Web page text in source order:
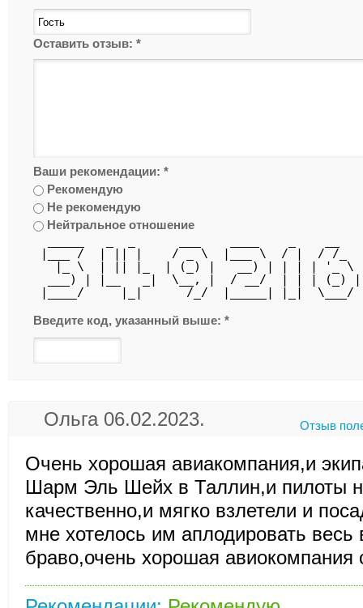
Оставить отзыв: *
Ваши рекомендации: *
Рекомендую
Не рекомендую
Нейтральное отношение
|___ /  | || |    / _ \  |___ \  / |  / /_
   |_ \  | || |_  | (_) |   __) | | | | '_ \
  ___) | |__   _|  \__, |  / __/  | | | (_) |
|____/     |_|      /_/  |_____| |_|  \___/
Введите код, указанный выше: *
Ольга 06.02.2023. Отзыв
Очень хорошая авиакомпания,и
Шарм Эль Шейх в Таллин,и пилоты
качественно,и мягко взлетели и
мне хотелось им аплодировать весь
браво,очень хорошая авиокомпания